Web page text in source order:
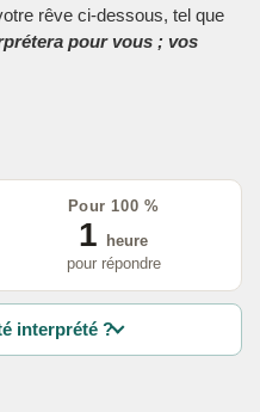
rêve ci-dessous, tel que
pour vous ; vos
Pour 100 %
1
heure
pour répondre
interprété ?